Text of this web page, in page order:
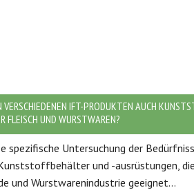
IFT-PRODUKTEN AUCH
FLEISCH UND WURSTWAREN?
spezifische Untersuchung der
und -ausrüstungen,
und Wurstwarenindustrie geeignet...